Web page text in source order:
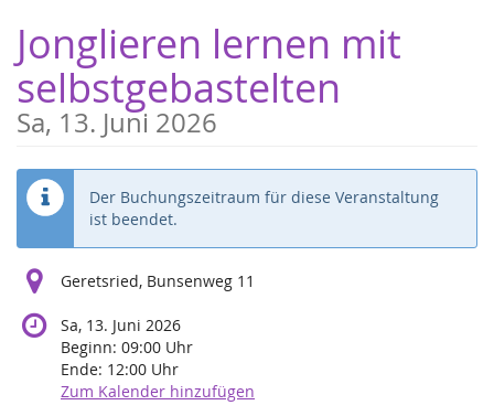
Haupt-
Inhalt
springen
Jonglieren lernen mit
selbstgebastelten
Sa, 13. Juni 2026
Der Buchungszeitraum für diese Veranstaltung
ist beendet.
Geretsried, Bunsenweg 11
Sa, 13. Juni 2026
Beginn: 09:00 Uhr
Ende: 12:00 Uhr
Zum Kalender hinzufügen